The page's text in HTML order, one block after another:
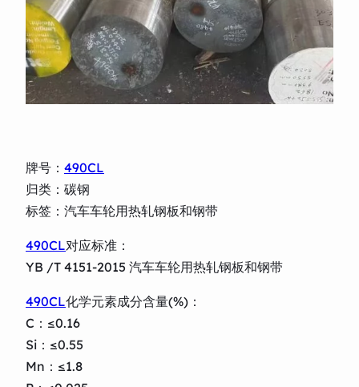
牌号： 490CL
归类：碳钢
标签：汽车车轮用热轧钢板和钢带
490CL对应标准：
YB /T 4151-2015 汽车车轮用热轧钢板和钢带
490CL化学元素成分含量(%)：
C：≤0.16
Si：≤0.55
Mn：≤1.8